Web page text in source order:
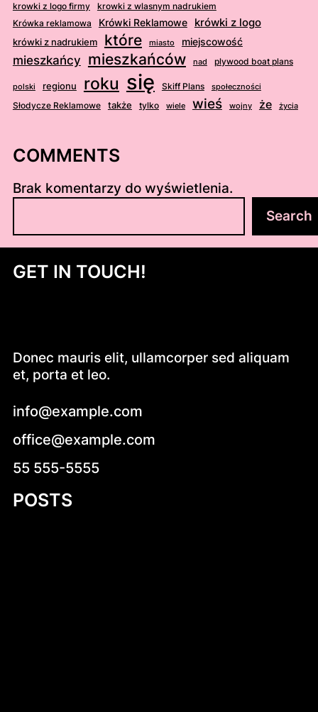
krowki z logo firmy
krowki z wlasnym nadrukiem
Krówka reklamowa
Krówki Reklamowe krówki z logo
krówki z nadrukiem które miasto miejscowość
mieszkańcy mieszkańców nad plywood boat plans
polski regionu roku się Skiff Plans społeczności
Słodycze Reklamowe także tylko wiele wieś wojny że życia
COMMENTS
Brak komentarzy do wyświetlenia.
u
a
Search
GET IN TOUCH!
Donec mauris elit, ullamcorper sed aliquam
et, porta et leo.
info@example.com
office@example.com
55 555-5555
POSTS